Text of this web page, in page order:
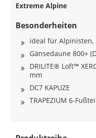
Extreme Alpine
Besonderheiten
ideal für
Gänsedaune 800+
DRILITE® Loft™
mm
DC7 KAPUZE
TRAPEZIUM 6-